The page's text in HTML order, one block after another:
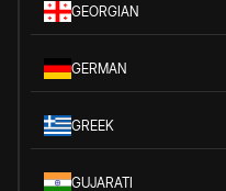
GEORGIAN
GERMAN
GREEK
GUJARATI